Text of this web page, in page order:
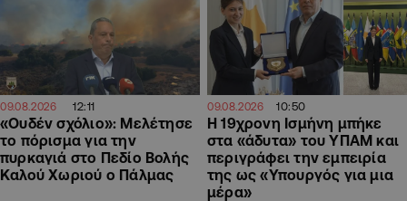
09.08.2026 12:11
«Ουδέν σχόλιο»: Μελέτησε
το πόρισμα για την
πυρκαγιά στο Πεδίο Βολής
Καλού Χωριού ο Πάλμας
09.08.2026 10:50
Η 19χρονη Ισμήνη μπήκε
στα «άδυτα» του ΥΠΑΜ και
περιγράφει την εμπειρία
της ως «Υπουργός για μια
μέρα»